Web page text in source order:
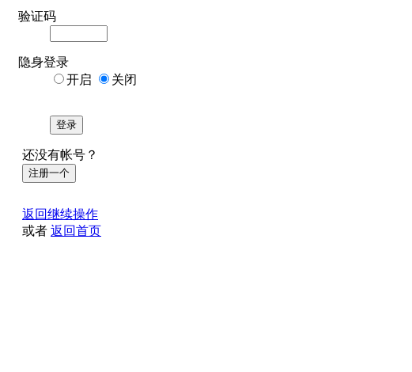
验证码
隐身登录
开启
关闭
登录
还没有帐号？
注册一个
返回继续操作
或者 返回首页